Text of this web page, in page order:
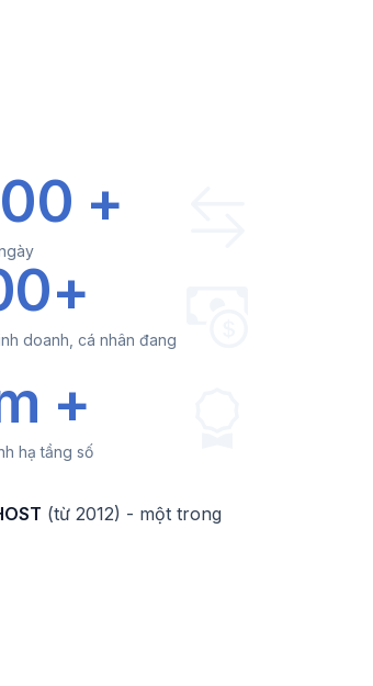
+
doanh, cá nhân đang
+
hạ tầng số
(từ 2012) - một trong